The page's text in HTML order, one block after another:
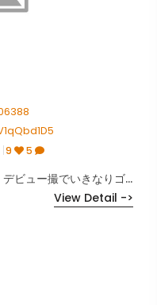
9 5
ほぼ白人美巨乳クォーターギャル。デビュー撮でいきなりゴム無し3P。
View Detail ->